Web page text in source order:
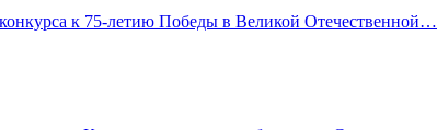
к 75-летию Победы в Великой Отечественной…